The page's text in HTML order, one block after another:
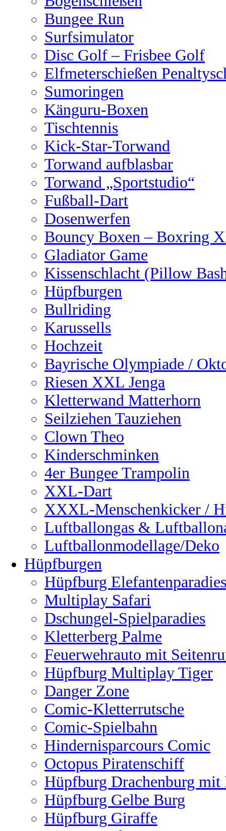
Bungee Run
Surfsimulator
Disc Golf – Frisbee Golf
Elfmeterschießen
Sumoringen
Känguru-Boxen
Tischtennis
Kick-Star-Torwand
Torwand aufblasbar
Torwand „Sportstudio“
Fußball-Dart
Dosenwerfen
Bouncy Boxen – Boxring
Gladiator Game
Kissenschlacht (Pillow
Hüpfburgen
Bullriding
Karussells
Hochzeit
Bayrische Olympiade /
Riesen XXL Jenga
Kletterwand Matterhorn
Seilziehen Tauziehen
Clown Theo
Kinderschminken
4er Bungee Trampolin
XXL-Dart
XXXL-Menschenkicker /
Luftballongas &
Luftballonmodellage/Deko
Hüpfburgen
Hüpfburg Elefantenparadies
Multiplay Safari
Dschungel-Spielparadies
Kletterberg Palme
Feuerwehrauto mit
Hüpfburg Multiplay Tiger
Danger Zone
Comic-Kletterrutsche
Comic-Spielbahn
Hindernisparcours Comic
Octopus Piratenschiff
Hüpfburg Drachenburg mit
Hüpfburg Gelbe Burg
Hüpfburg Giraffe